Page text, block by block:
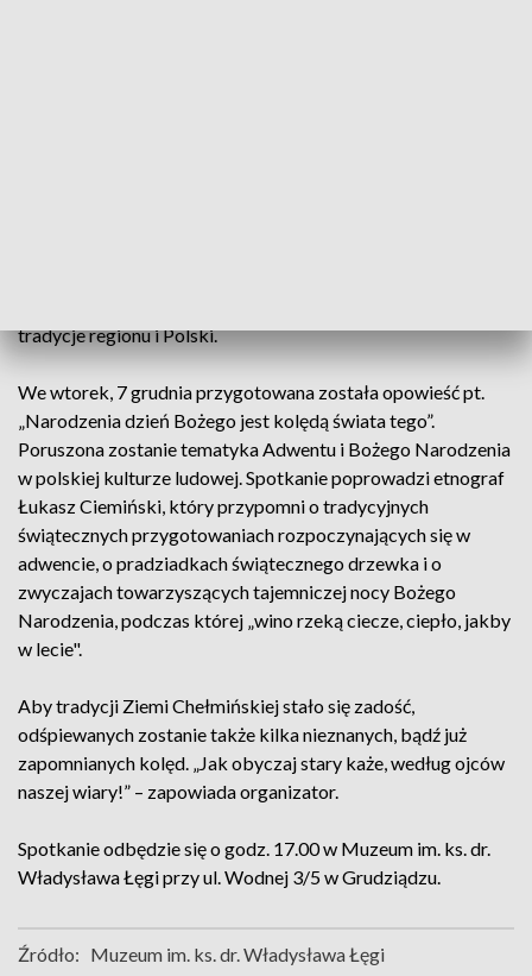
tradycje regionu i Polski.
We wtorek, 7 grudnia przygotowana została opowieść pt.
„Narodzenia dzień Bożego jest kolędą świata tego”.
Poruszona zostanie tematyka Adwentu i Bożego Narodzenia
w polskiej kulturze ludowej. Spotkanie poprowadzi etnograf
Łukasz Ciemiński, który przypomni o tradycyjnych
świątecznych przygotowaniach rozpoczynających się w
adwencie, o pradziadkach świątecznego drzewka i o
zwyczajach towarzyszących tajemniczej nocy Bożego
Narodzenia, podczas której „wino rzeką ciecze, ciepło, jakby
w lecie".
Aby tradycji Ziemi Chełmińskiej stało się zadość,
odśpiewanych zostanie także kilka nieznanych, bądź już
zapomnianych kolęd. „Jak obyczaj stary każe, według ojców
naszej wiary!” – zapowiada organizator.
Spotkanie odbędzie się o godz. 17.00 w Muzeum im. ks. dr.
Władysława Łęgi przy ul. Wodnej 3/5 w Grudziądzu.
Źródło: Muzeum im. ks. dr. Władysława Łęgi